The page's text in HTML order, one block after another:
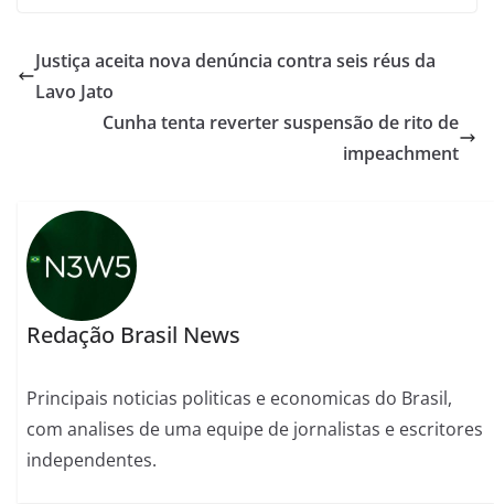
Justiça aceita nova denúncia contra seis réus da
Lavo Jato
Cunha tenta reverter suspensão de rito de
impeachment
Redação Brasil News
Principais noticias politicas e economicas do Brasil,
com analises de uma equipe de jornalistas e escritores
independentes.